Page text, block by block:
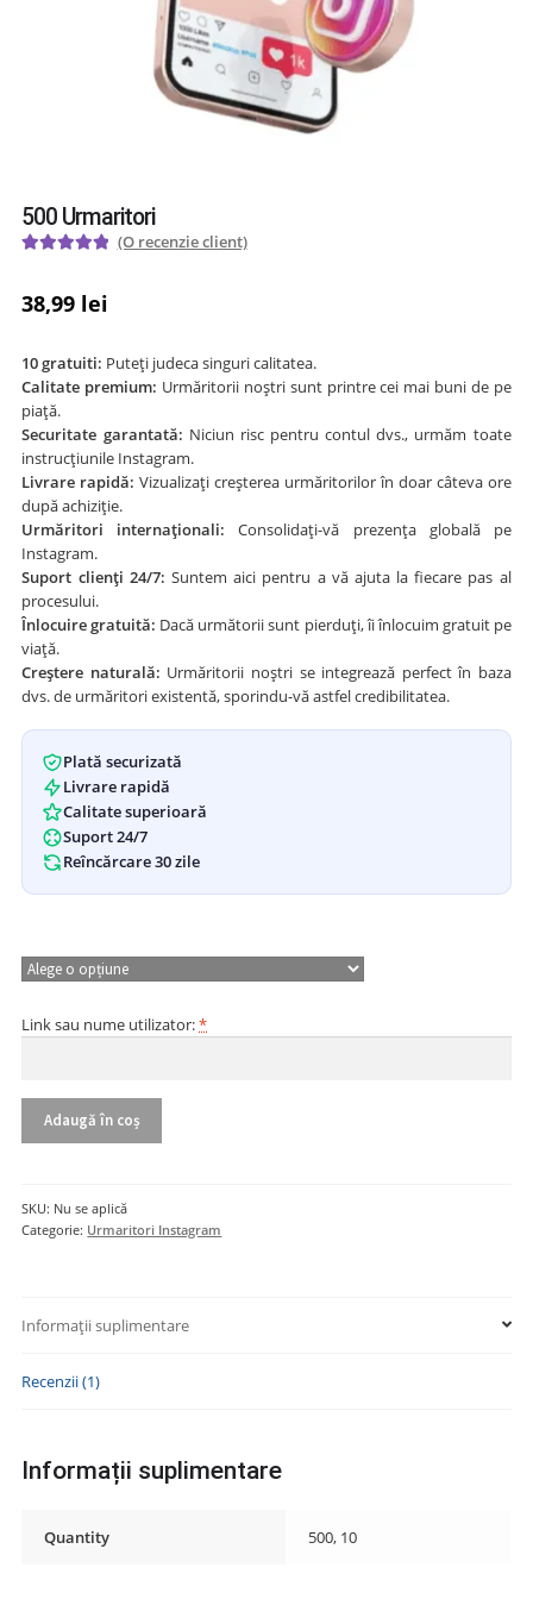
500 Urmaritori
baza unei
evaluări
(O recenzie client)
38,99 lei
10 gratuiti: Puteți judeca singuri calitatea.
Calitate premium: Urmăritorii noștri sunt printre cei mai buni de pe
piață.
Securitate garantată: Niciun risc pentru contul dvs., urmăm toate
instrucțiunile Instagram.
Livrare rapidă: Vizualizați creșterea urmăritorilor în doar câteva ore
după achiziție.
Urmăritori internaționali: Consolidați-vă prezența globală pe
Instagram.
Suport clienți 24/7: Suntem aici pentru a vă ajuta la fiecare pas al
procesului.
Înlocuire gratuită: Dacă următorii sunt pierduți, îi înlocuim gratuit pe
viață.
Creștere naturală: Urmăritorii noștri se integrează perfect în baza
dvs. de urmăritori existentă, sporindu-vă astfel credibilitatea.
Plată securizată
Livrare rapidă
Calitate superioară
Suport 24/7
Reîncărcare 30 zile
Link sau nume utilizator:*
Adaugă în coș
SKU: Nu se aplică
Categorie: Urmaritori Instagram
Informații suplimentare
Recenzii (1)
Informații suplimentare
Quantity 500, 10